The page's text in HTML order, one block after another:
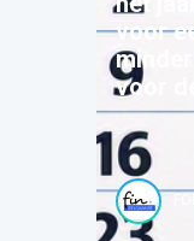
voor
voor